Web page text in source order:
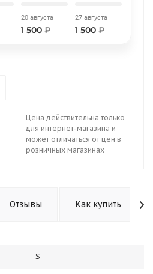
20 августа
1 500 ₽
27 августа
1 500 ₽
Цена действительна только
для интернет-магазина и
может отличаться от цен в
розничных магазинах
Отзывы Как купить
S